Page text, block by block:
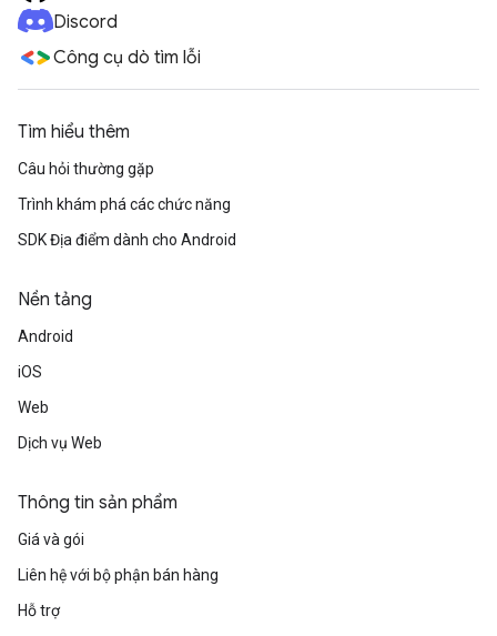
Discord
Công cụ dò tìm lỗi
Tìm hiểu thêm
Câu hỏi thường gặp
Trình khám phá các chức năng
SDK Địa điểm dành cho Android
Nền tảng
Android
iOS
Web
Dịch vụ Web
Thông tin sản phẩm
Giá và gói
Liên hệ với bộ phận bán hàng
Hỗ trợ